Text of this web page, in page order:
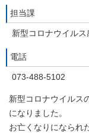
担当課
新型コロナウイル
電話
073-488-5102
新型コロナウイルス
になりました。
お亡くなりになられ